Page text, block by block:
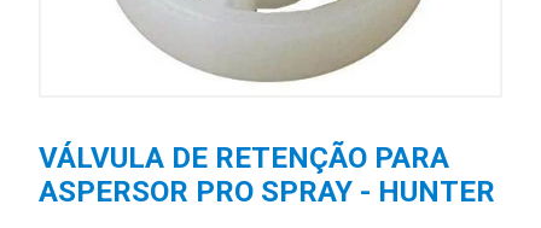
VÁLVULA DE RETENÇÃO PARA
ASPERSOR PRO SPRAY - HUNTER